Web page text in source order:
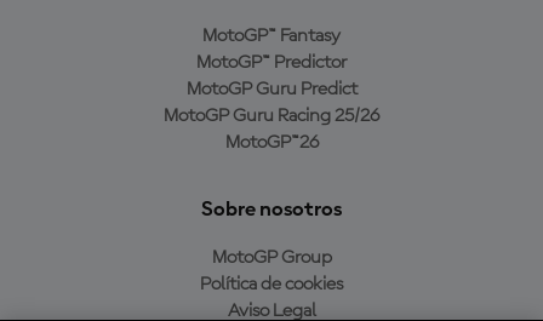
MotoGP™ Fantasy
MotoGP™ Predictor
MotoGP Guru Predict
MotoGP Guru Racing 25/26
MotoGP™26
Sobre nosotros
MotoGP Group
Política de cookies
Aviso Legal